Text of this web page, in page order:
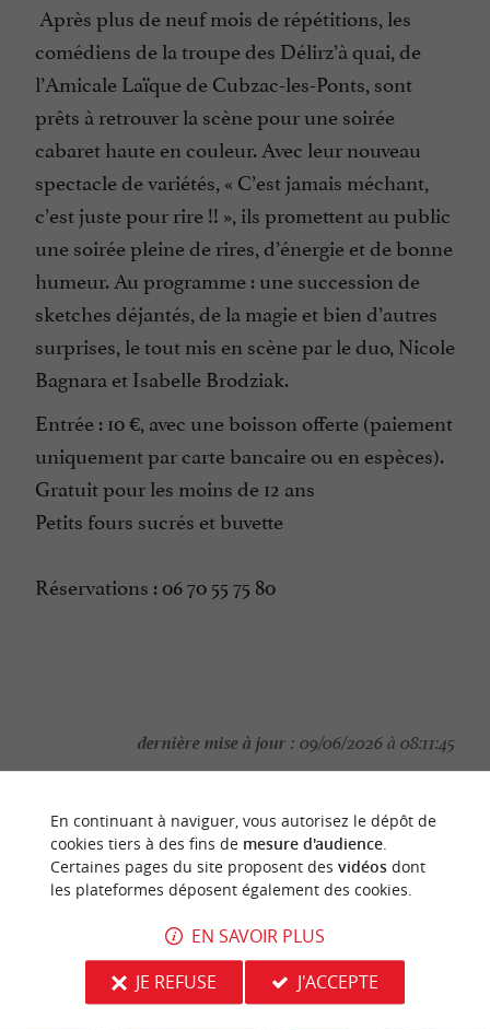
Après plus de neuf mois de répétitions, les
comédiens de la troupe des Délirz’à quai, de
l’Amicale Laïque de Cubzac-les-Ponts, sont
prêts à retrouver la scène pour une soirée
cabaret haute en couleur. Avec leur nouveau
spectacle de variétés, « C’est jamais méchant,
c’est juste pour rire !! », ils promettent au public
une soirée pleine de rires, d’énergie et de bonne
humeur. Au programme : une succession de
sketches déjantés, de la magie et bien d’autres
surprises, le tout mis en scène par le duo, Nicole
Bagnara et Isabelle Brodziak.
Entrée : 10 €, avec une boisson offerte (paiement
uniquement par carte bancaire ou en espèces).
Gratuit pour les moins de 12 ans
Petits fours sucrés et buvette
Réservations : 06 70 55 75 80
dernière mise à jour : 09/06/2026 à 08:11:45
NOUS AVONS TESTÉ POUR VOUS
En continuant à naviguer, vous autorisez le dépôt de
cookies tiers à des fins de mesure d'audience.
Certaines pages du site proposent des vidéosdont
les plateformes déposent également des cookies.
EN SAVOIR PLUS
JE REFUSE
J'ACCEPTE